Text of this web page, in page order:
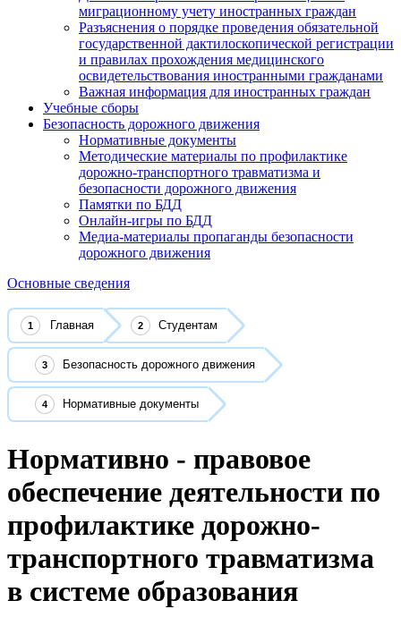
миграционному учету иностранных граждан
Разъяснения о порядке проведения обязательной
государственной дактилоскопической регистрации
и правилах прохождения медицинского
освидетельствования иностранными гражданами
Важная информация для иностранных граждан
Учебные сборы
Безопасность дорожного движения
Нормативные документы
Методические материалы по профилактике
дорожно-транспортного травматизма и
безопасности дорожного движения
Памятки по БДД
Онлайн-игры по БДД
Медиа-материалы пропаганды безопасности
дорожного движения
Основные сведения
Главная Студентам
Безопасность дорожного движения
Нормативные документы
Нормативно - правовое
обеспечение деятельности по
профилактике дорожно-
транспортного травматизма
в системе образования